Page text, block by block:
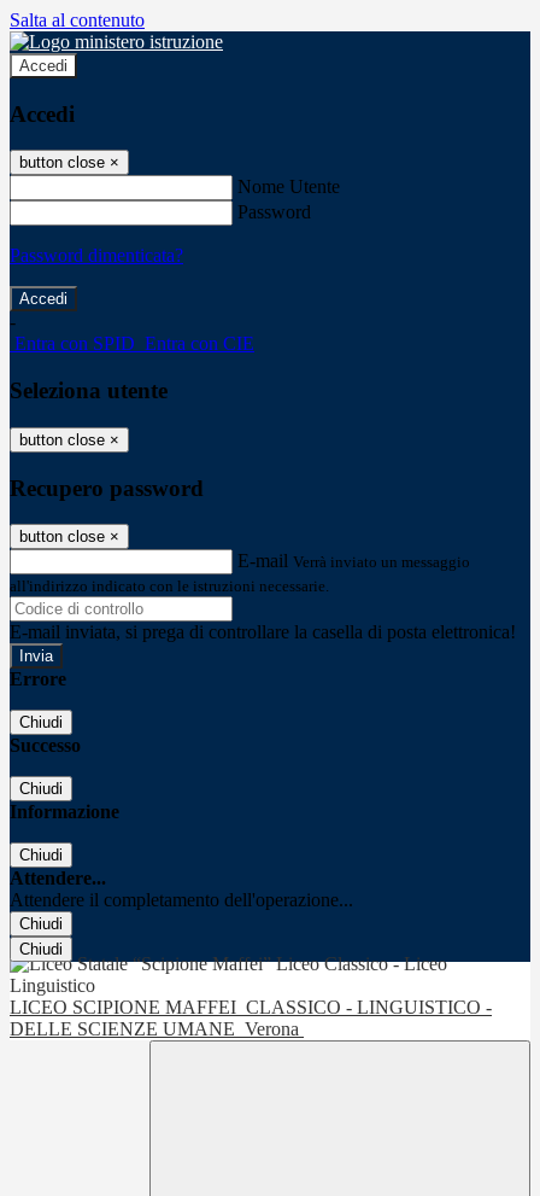
Salta al contenuto
Accedi
Accedi
button close ×
Nome Utente
Password
Password dimenticata?
-
Entra con SPID Entra con CIE
Seleziona utente
button close ×
Recupero password
button close ×
E-mail Verrà inviato un messaggio
all'indirizzo indicato con le istruzioni necessarie.
E-mail inviata, si prega di controllare la casella di posta elettronica!
Errore
Chiudi
Successo
Chiudi
Informazione
Chiudi
Attendere...
Attendere il completamento dell'operazione...
Chiudi
Chiudi
LICEO SCIPIONE MAFFEI CLASSICO - LINGUISTICO -
DELLE SCIENZE UMANE Verona